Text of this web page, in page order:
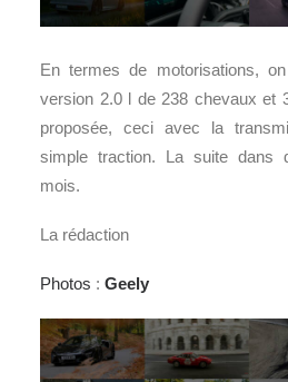
En termes de motorisations,
version 2.0 l de 238 chevaux et
proposée, ceci avec la
simple traction. La suite dans
mois.
La rédaction
Photos : Geely